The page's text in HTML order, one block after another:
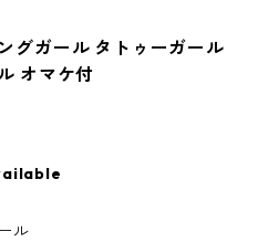
グガール タトゥーガール
オマケ付
ル